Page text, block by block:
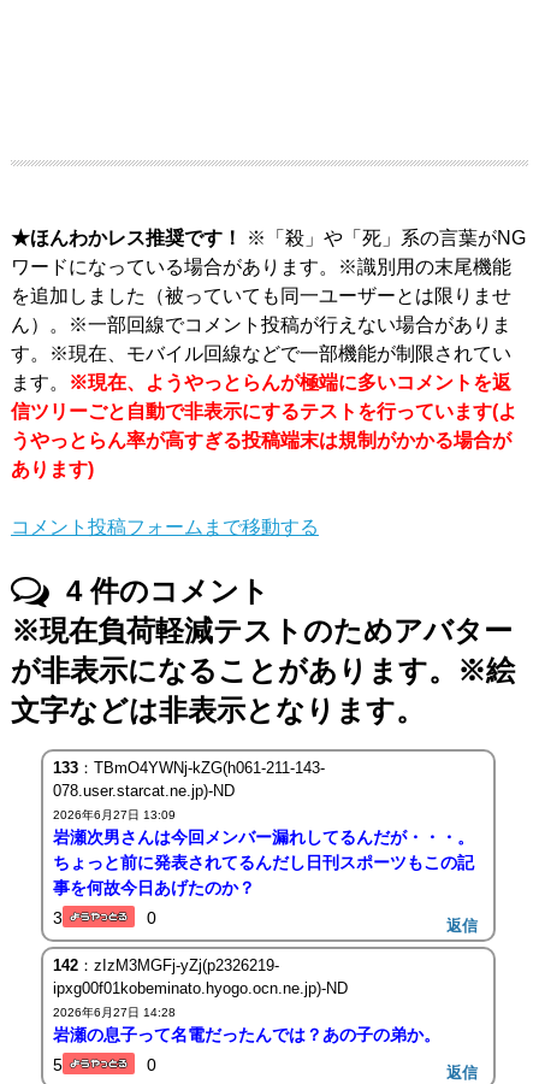
★ほんわかレス推奨です！
※「殺」や「死」系の言葉がNG
ワードになっている場合があります。※識別用の末尾機能
を追加しました（被っていても同一ユーザーとは限りませ
ん）。※一部回線でコメント投稿が行えない場合がありま
す。※現在、モバイル回線などで一部機能が制限されてい
ます。
※現在、ようやっとらんが極端に多いコメントを返
信ツリーごと自動で非表示にするテストを行っています(よ
うやっとらん率が高すぎる投稿端末は規制がかかる場合が
あります)
コメント投稿フォームまで移動する
4件のコメント
※現在負荷軽減テストのためアバター
が非表示になることがあります。※絵
文字などは非表示となります。
133：TBmO4YWNj-kZG(h061-211-143-
078.user.starcat.ne.jp)-ND
2026年6月27日 13:09
岩瀬次男さんは今回メンバー漏れしてるんだが・・・。
ちょっと前に発表されてるんだし日刊スポーツもこの記
事を何故今日あげたのか？
3
0 返信
142：zIzM3MGFj-yZj(p2326219-
ipxg00f01kobeminato.hyogo.ocn.ne.jp)-ND
2026年6月27日 14:28
岩瀬の息子って名電だったんでは？あの子の弟か。
5
0 返信